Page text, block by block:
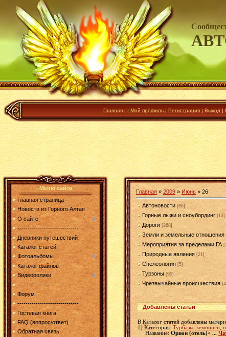
Главная | | Мой профиль | Регистрация | Выход |
Меню сайта
Главная страница
Новости из Горного Алтая
О сайте
------------------------------
Дневники путешествий
Каталог статей
Фотоальбомы
Каталог файлов
Видеоролики
------------------------------
Форум
------------------------------
Гостевая книга
FAQ (вопрос/ответ)
Обратная связь
Главная » 2009 » Июнь » 26
Автоновости [86]
Горные лыжи и сноубординг [13]
Дороги [268]
Земли и земельные отношения
Мероприятия за пределами ГА
Природные явления [21]
Спелеология [5]
Турзоны [95]
Чрезвычайные происшествия
Добавлены статьи
В Каталог статей добавлены
1) Категория: Турбазы, кемпинги,
Название: Орион (отель)< ...